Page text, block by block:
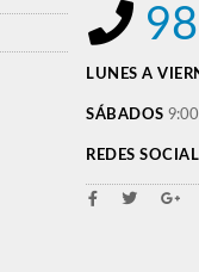
LUNES A
SÁBADOS
REDES